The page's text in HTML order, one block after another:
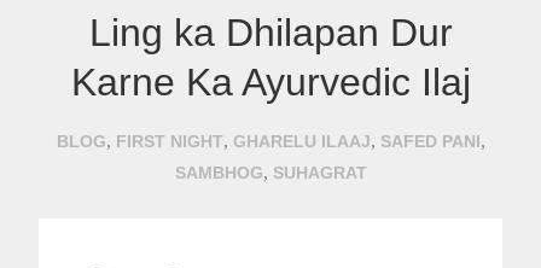
Ling ka Dhilapan Dur
Karne Ka Ayurvedic Ilaj
BLOG, FIRST NIGHT, GHARELU ILAAJ, SAFED PANI,
SAMBHOG, SUHAGRAT